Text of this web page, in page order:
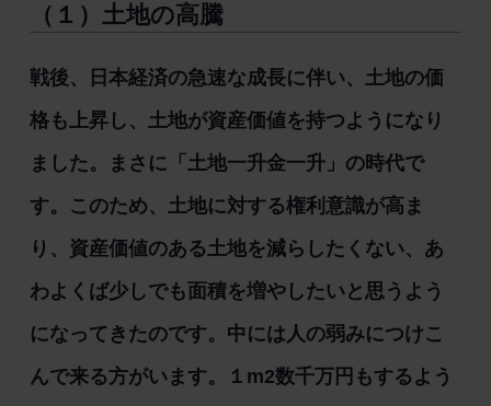
（１）土地の高騰
戦後、日本経済の急速な成長に伴い、土地の価
格も上昇し、土地が資産価値を持つようになり
ました。まさに「土地一升金一升」の時代で
す。このため、土地に対する権利意識が高ま
り、資産価値のある土地を減らしたくない、あ
わよくば少しでも面積を増やしたいと思うよう
になってきたのです。中には人の弱みにつけこ
んで来る方がいます。１m2数千万円もするよう